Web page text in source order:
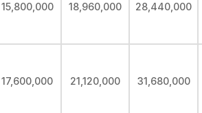
15,800,000 18,960,000 28,440,000
17,600,000 21,120,000 31,680,000